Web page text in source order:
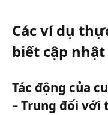
Các ví dụ
biết cập nhật
Tác động của
– Trung đối